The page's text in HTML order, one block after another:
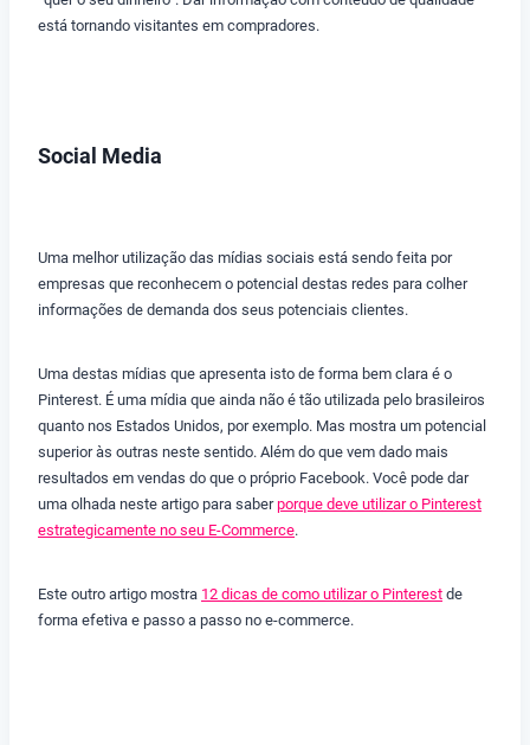
está tornando visitantes em compradores.
Social Media
Uma melhor utilização das mídias sociais está sendo feita por
empresas que reconhecem o potencial destas redes para colher
informações de demanda dos seus potenciais clientes.
Uma destas mídias que apresenta isto de forma bem clara é o
Pinterest. É uma mídia que ainda não é tão utilizada pelo brasileiros
quanto nos Estados Unidos, por exemplo. Mas mostra um potencial
superior às outras neste sentido. Além do que vem dado mais
resultados em vendas do que o próprio Facebook. Você pode dar
uma olhada neste artigo para saberporque deve utilizar o Pinterest
estrategicamente no seu E-Commerce.
Este outro artigo mostra 12 dicas de como utilizar o Pinterest de
forma efetiva e passo a passo no e-commerce.